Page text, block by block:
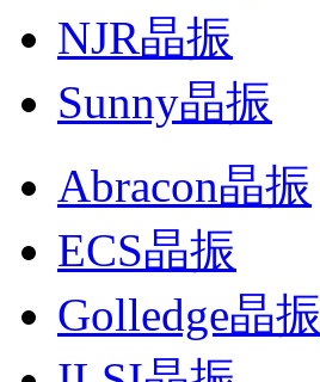
NJR晶振
Sunny晶振
Abracon晶振
ECS晶振
Golledge晶振